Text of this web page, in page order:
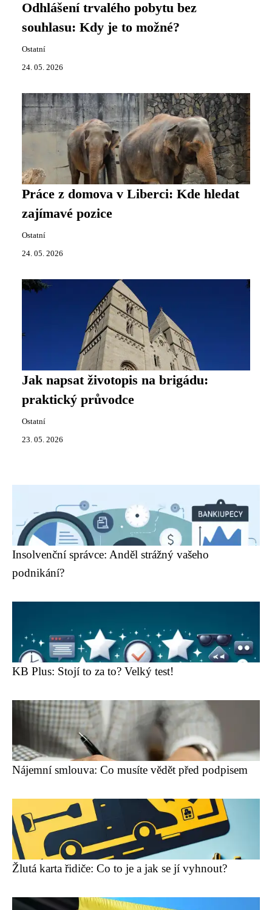
Odhlášení trvalého pobytu bez
souhlasu: Kdy je to možné?
Ostatní
24. 05. 2026
Práce z domova v Liberci: Kde hledat
zajímavé pozice
Ostatní
24. 05. 2026
Jak napsat životopis na brigádu:
praktický průvodce
Ostatní
23. 05. 2026
Insolvenční správce: Anděl strážný vašeho
podnikání?
KB Plus: Stojí to za to? Velký test!
Nájemní smlouva: Co musíte vědět před podpisem
Žlutá karta řidiče: Co to je a jak se jí vyhnout?